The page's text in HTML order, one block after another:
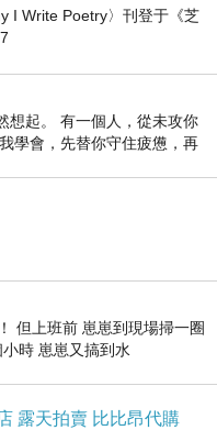
I Write Poetry〉刊登于《芝
想起。 有一個人，從未攻你
學會，先替你守住疲憊，再
但上班前 崽崽到現場掃一圈
時 崽崽又搞到水
露天拍賣 比比昂代購